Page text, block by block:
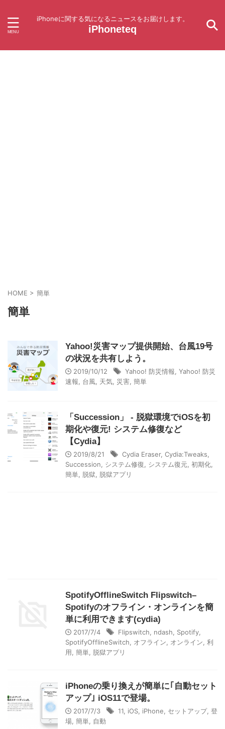
iPhoneに関する気になるニュースをお届けします。
iPhoneteq
HOME > 簡単
簡単
Yahoo!災害マップ提供開始、台風19号
の状況を共有しよう。
2019/10/12 Yahoo! 防災情報 Yahoo! 防災
速報
台風 天気 災害 簡単
「Succession」 - 脱獄環境でiOSを初
期化や復元! システム修復など
【Cydia】
2019/8/21 Cydia Eraser, Cydia:Tweaks
Succession
システム修復 システム復元 初期化
簡単
脱獄 脱獄アプリ
SpotifyOfflineSwitch Flipswitch–
Spotifyのオフライン・オンラインを簡
単に利用できます(cydia)
2017/7/4 Flipswitch ndash Spotify
SpotifyOfflineSwitch
オフライン オンライン 利
用 簡単 脱獄アプリ
iPhoneの乗り換えが簡単に｢自動セット
アップ｣ iOS11で登場。
2017/7/3 11 iOS iPhone セットアップ, 登
場 簡単 自動